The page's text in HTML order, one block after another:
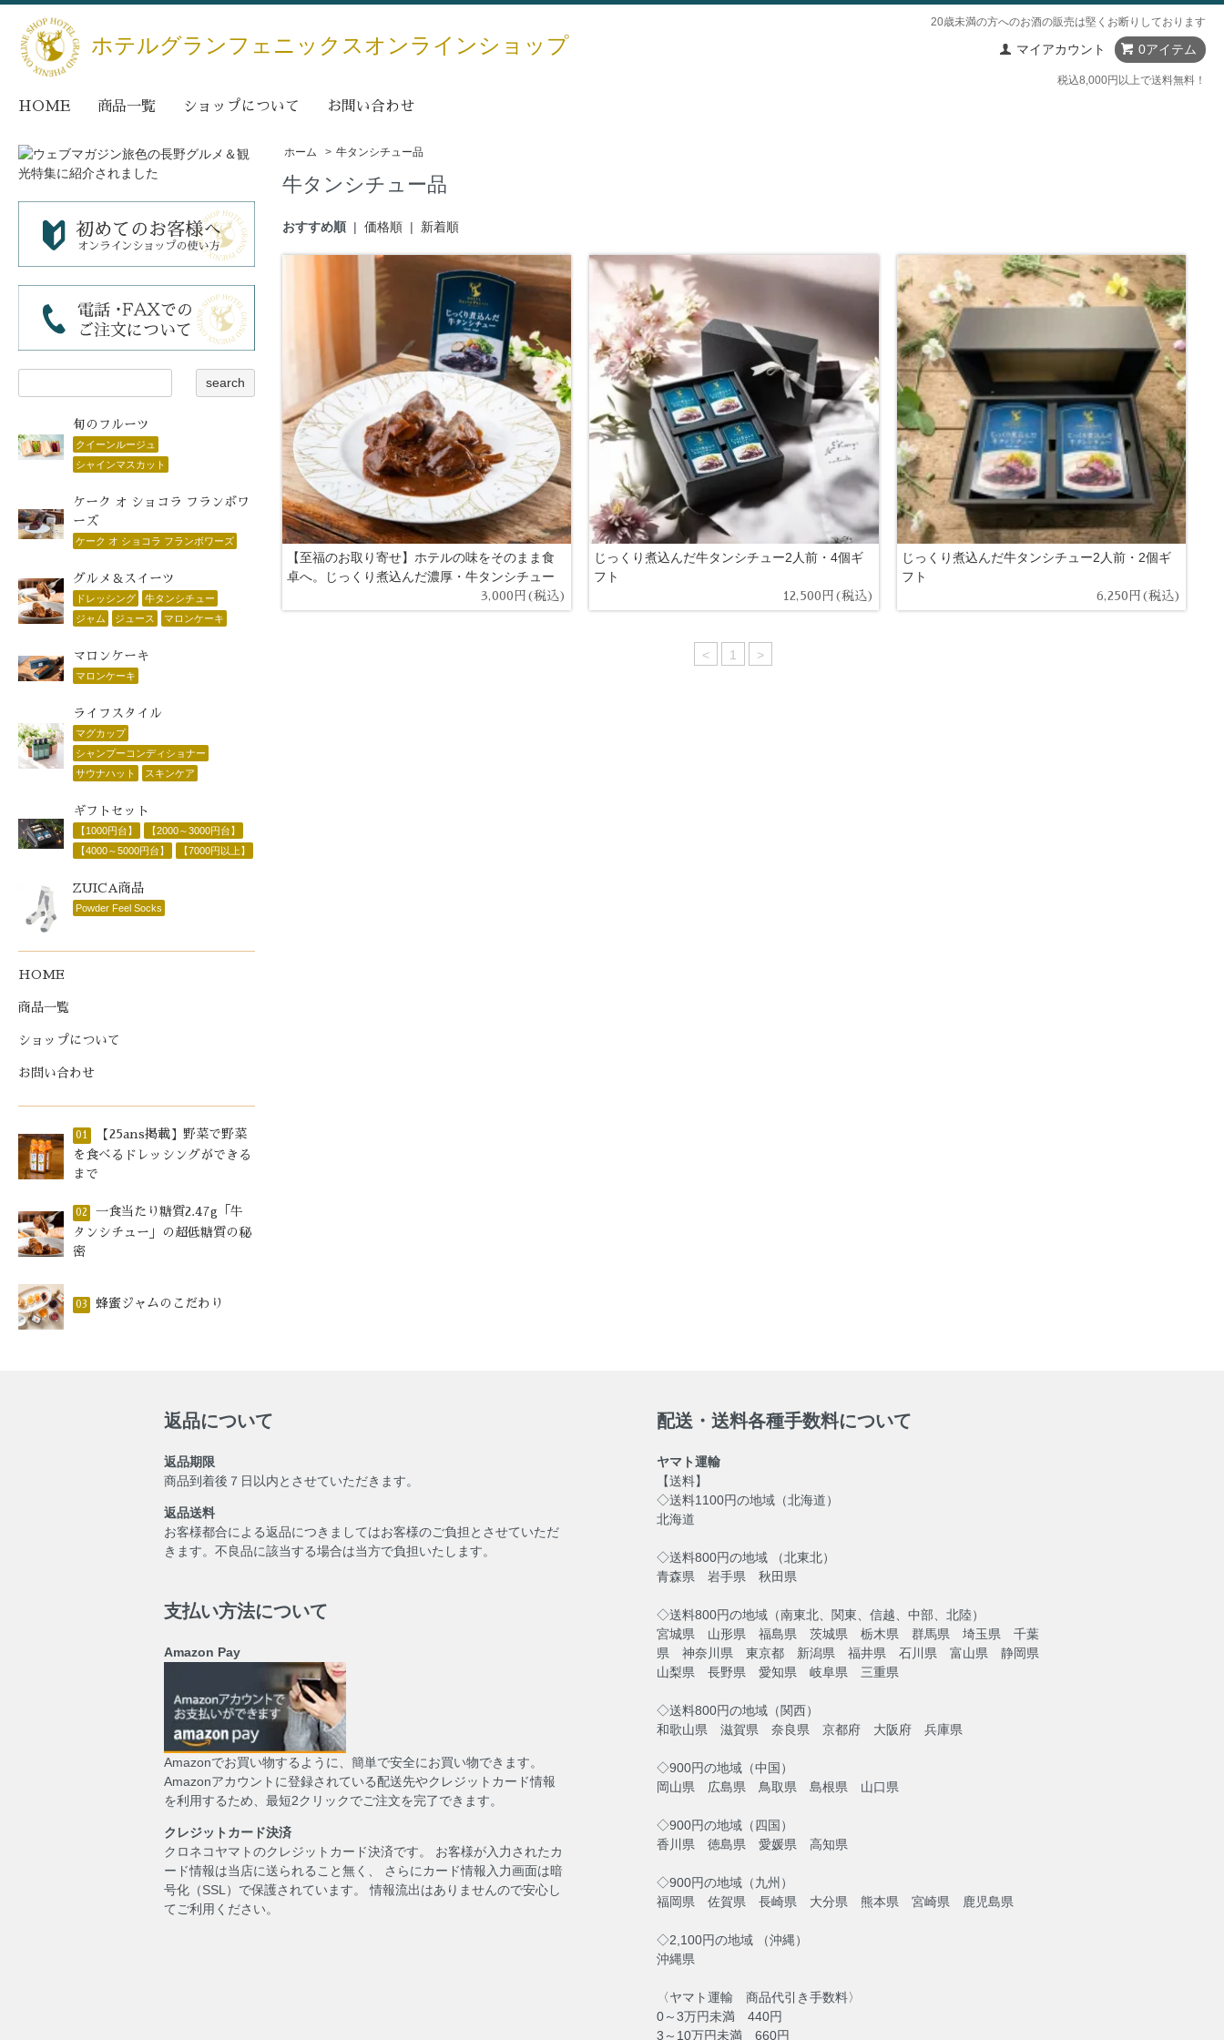
ホテルグランフェニックスオンラインショップ
20歳未満の方へのお酒の販売は堅くお断りしております
マイアカウント 0アイテム
税込8,000円以上で送料無料！
HOME 商品一覧 ショップについて お問い合わせ
旬のフルーツ
クイーンルージュ
シャインマスカット
ケーク オ ショコラ フランボワ
ーズ
ケーク オ ショコラ フランボワーズ
グルメ＆スイーツ
ドレッシング
牛タンシチュー
ジャム
ジュース マロンケーキ
マロンケーキ
マロンケーキ
ライフスタイル
マグカップ
シャンプーコンディショナー
サウナハット
スキンケア
ギフトセット
【1000円台】
【2000～3000円台】
【4000～5000円台】
【7000円以上】
ZUICA商品
Powder Feel Socks
HOME
商品一覧
ショップについて
お問い合わせ
01
【25ans掲載】野菜で野菜
を食べるドレッシングができる
まで
02
一食当たり糖質2.47g「牛
タンシチュー」の超低糖質の秘
密
03 蜂蜜ジャムのこだわり
ホーム > 牛タンシチュー品
牛タンシチュー品
おすすめ順 |価格順 | 新着順
【至福のお取り寄せ】ホテルの味をそのまま食
卓へ。じっくり煮込んだ濃厚・牛タンシチュー
3,000円(税込)
じっくり煮込んだ牛タンシチュー2人前・4個ギ
フト
12,500円(税込)
じっくり煮込んだ牛タンシチュー2人前・2個ギ
フト
6,250円(税込)
< 1 >
返品について
返品期限
商品到着後７日以内とさせていただきます。
返品送料
お客様都合による返品につきましてはお客様のご負担とさせていただ
きます。不良品に該当する場合は当方で負担いたします。
支払い方法について
Amazon Pay
Amazonでお買い物するように、簡単で安全にお買い物できます。
Amazonアカウントに登録されている配送先やクレジットカード情報
を利用するため、最短2クリックでご注文を完了できます。
クレジットカード決済
クロネコヤマトのクレジットカード決済です。 お客様が入力されたカ
ード情報は当店に送られること無く、 さらにカード情報入力画面は暗
号化（SSL）で保護されています。 情報流出はありませんので安心し
てご利用ください。
配送・送料各種手数料について
ヤマト運輸
【送料】
◇送料1100円の地域（北海道）
北海道
◇送料800円の地域 （北東北）
青森県 岩手県 秋田県
◇送料800円の地域（南東北、関東、信越、中部、北陸）
宮城県 山形県 福島県 茨城県 栃木県 群馬県 埼玉県 千葉
県 神奈川県 東京都 新潟県 福井県 石川県 富山県 静岡県
山梨県 長野県 愛知県 岐阜県 三重県
◇送料800円の地域（関西）
和歌山県 滋賀県 奈良県 京都府 大阪府 兵庫県
◇900円の地域（中国）
岡山県 広島県 鳥取県 島根県 山口県
◇900円の地域（四国）
香川県 徳島県 愛媛県 高知県
◇900円の地域（九州）
福岡県 佐賀県 長崎県 大分県 熊本県 宮崎県 鹿児島県
◇2,100円の地域 （沖縄）
沖縄県
〈ヤマト運輸 商品代引き手数料〉
0～3万円未満 440円
3～10万円未満 660円